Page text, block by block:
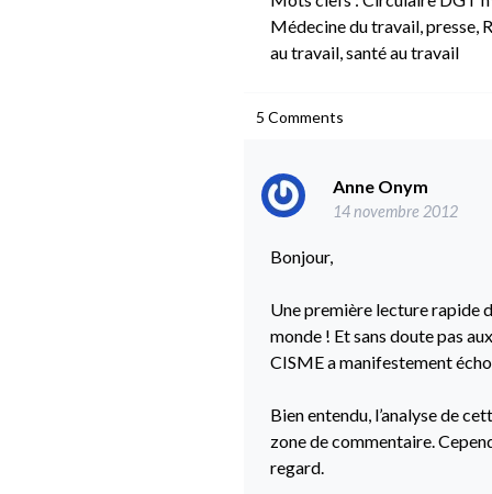
Médecine du travail,presse,
au travail,santé au travail
5 Comments
Anne Onym
14 novembre 2012
Bonjour,
Une première lecture rapide
monde ! Et sans doute pas
CISME a manifestement
Bien entendu, l’analyse de
zone de commentaire.
regard.